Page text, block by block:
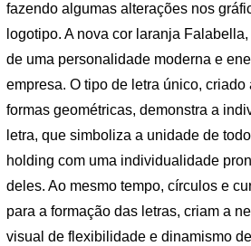
fazendo algumas alterações nos
logotipo. A nova cor laranja
de uma personalidade moderna e
empresa. O tipo de letra único, criado
formas geométricas, demonstra a
letra, que simboliza a unidade de
holding com uma individualidade
deles. Ao mesmo tempo, círculos e
para a formação das letras, criam a
visual de flexibilidade e dinamismo